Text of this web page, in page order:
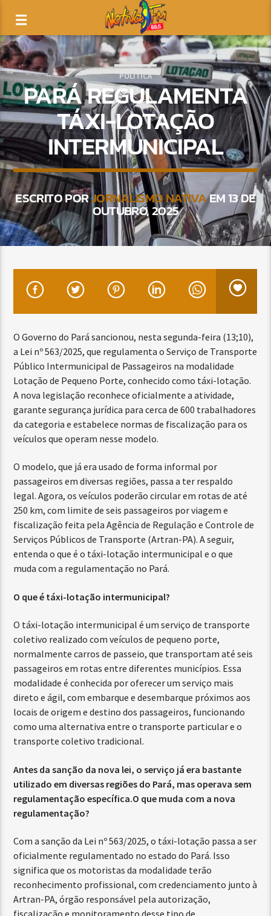
POLÍTICA
PARÁ REGULAMENTA
TÁXI-LOTAÇÃO
INTERMUNICIPAL
ESCRITO PORJORNALISMO NATIVAEM 13 DE
OUTUBRO, 2025
O Governo do Pará sancionou, nesta segunda-feira (13;10),
a Lei nº 563/2025, que regulamenta o Serviço de Transporte
Público Intermunicipal de Passageiros na modalidade
Lotação de Pequeno Porte, conhecido como táxi-lotação.
A nova legislação reconhece oficialmente a atividade,
garante segurança jurídica para cerca de 600 trabalhadores
da categoria e estabelece normas de fiscalização para os
veículos que operam nesse modelo.
O modelo, que já era usado de forma informal por
passageiros em diversas regiões, passa a ter respaldo
legal. Agora, os veículos poderão circular em rotas de até
250 km, com limite de seis passageiros por viagem e
fiscalização feita pela Agência de Regulação e Controle de
Serviços Públicos de Transporte (Artran-PA). A seguir,
entenda o que é o táxi-lotação intermunicipal e o que
muda com a regulamentação no Pará.
O que é táxi-lotação intermunicipal?
O táxi-lotação intermunicipal é um serviço de transporte
coletivo realizado com veículos de pequeno porte,
normalmente carros de passeio, que transportam até seis
passageiros em rotas entre diferentes municípios. Essa
modalidade é conhecida por oferecer um serviço mais
direto e ágil, com embarque e desembarque próximos aos
locais de origem e destino dos passageiros, funcionando
como uma alternativa entre o transporte particular e o
transporte coletivo tradicional.
Antes da sanção da nova lei, o serviço já era bastante
utilizado em diversas regiões do Pará, mas operava sem
regulamentação específica.O que muda com a nova
regulamentação?
Com a sanção da Lei nº 563/2025, o táxi-lotação passa a ser
oficialmente regulamentado no estado do Pará. Isso
significa que os motoristas da modalidade terão
reconhecimento profissional, com credenciamento junto à
Artran-PA, órgão responsável pela autorização,
fiscalização e monitoramento desse tipo de